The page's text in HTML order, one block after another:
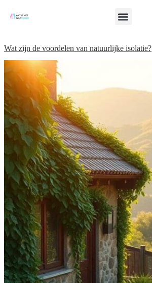
Wat zijn de voordelen van natuurlijke isolatie?